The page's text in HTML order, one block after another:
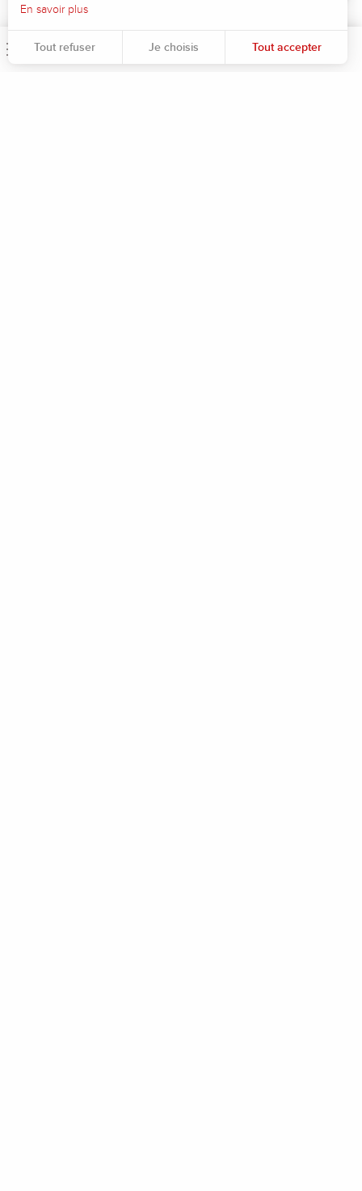
Menu
En savoir plus
Tout refuser Je choisis Tout accepter